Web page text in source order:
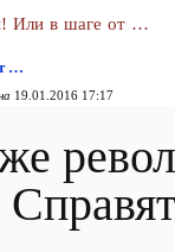
Или в шаге от …
…
19.01.2016 17:17